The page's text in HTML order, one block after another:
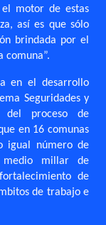
motor de estas
así es que sólo
brindada por el
comuna”.
en el desarrollo
Seguridades y
del proceso de
en 16 comunas
igual número de
medio millar de
de
de trabajo e